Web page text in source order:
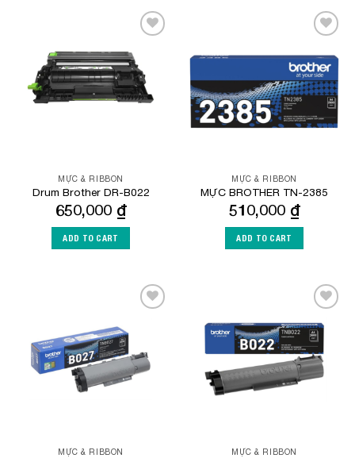
Wishlist
MỰC & RIBBON
Drum Brother DR-B022
650,000 ₫
ADD TO CART
Wishlist
MỰC & RIBBON
MỰC BROTHER TN-2385
510,000 ₫
ADD TO CART
Wishlist
MỰC & RIBBON
Wishlist
MỰC & RIBBON